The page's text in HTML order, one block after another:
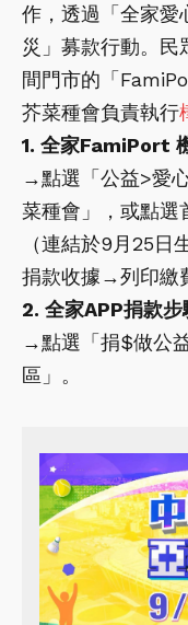
作，透過「全家愛
災」募款行動。民
間門市的「
芥菜種會負責執行
1. 全家FamiPort
→點選「公益>愛
菜種會」，或點選
（連結於9月25
捐款收據→列印繳
2. 全家APP捐款步
→點選「捐$做公
區」。